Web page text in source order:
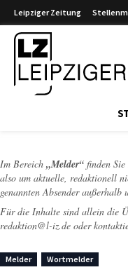
Leipziger Zeitung
Im Bereich „Melder“ finden
also um aktuelle, redaktionell
genannten Absender außerhalb
Für die Inhalte sind allein die
redaktion@l-iz.de oder
Melder Wortmelder